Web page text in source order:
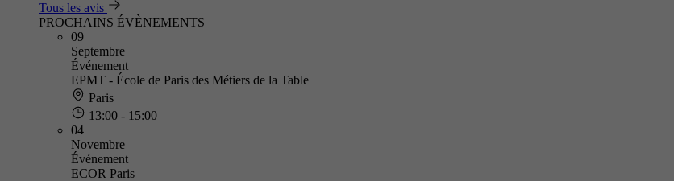
Tous les avis
PROCHAINS ÉVÈNEMENTS
09
Septembre
Événement
EPMT - École de Paris des Métiers de la Table
Paris
13:00 - 15:00
04
Novembre
Événement
ECOR Paris